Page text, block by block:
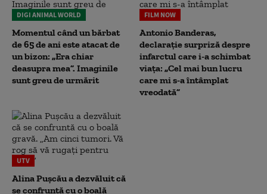
DIGI ANIMAL WORLD
Momentul când un bărbat
de 65 de ani este atacat de
un bizon: „Era chiar
deasupra mea”. Imaginile
sunt greu de urmărit
FILM NOW
Antonio Banderas,
declarație surpriză despre
infarctul care i-a schimbat
viața: „Cel mai bun lucru
care mi s-a întâmplat
vreodată”
UTV
Alina Pușcău a dezvăluit că
se confruntă cu o boală